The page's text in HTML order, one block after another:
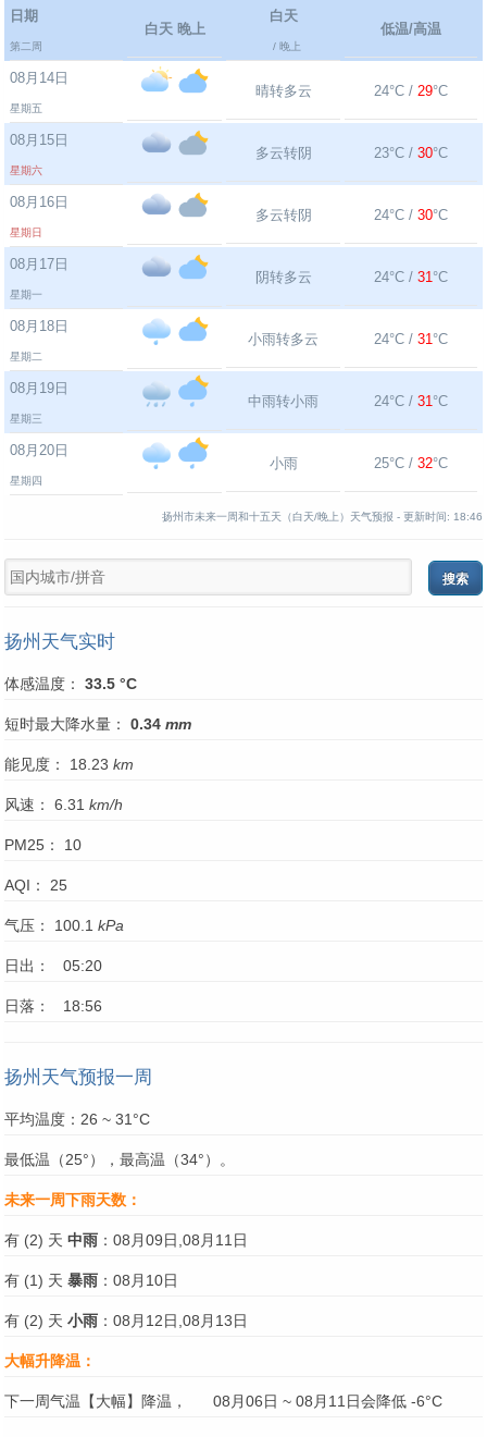
日期
第二周
白天 晚上
白天
/ 晚上
低温/高温
08月14日
星期五
晴转多云 24°C / 29°C
08月15日
星期六
多云转阴 23°C / 30°C
08月16日
星期日
多云转阴 24°C / 30°C
08月17日
星期一
阴转多云 24°C / 31°C
08月18日
星期二
小雨转多云 24°C / 31°C
08月19日
星期三
中雨转小雨 24°C / 31°C
08月20日
星期四
小雨 25°C / 32°C
扬州市未来一周和十五天（白天/晚上）天气预报 - 更新时间: 18:46
扬州天气实时
体感温度： 33.5 °C
短时最大降水量： 0.34 mm
能见度： 18.23 km
风速： 6.31 km/h
PM25： 10
AQI： 25
气压： 100.1 kPa
日出： 05:20
日落： 18:56
扬州天气预报一周
平均温度：26 ~ 31°C
最低温（25°），最高温（34°）。
未来一周下雨天数：
有 (2) 天 中雨 ：08月09日,08月11日
有 (1) 天 暴雨 ：08月10日
有 (2) 天 小雨 ：08月12日,08月13日
大幅升降温：
下一周气温【大幅】降温， 08月06日 ~ 08月11日会降低 -6°C